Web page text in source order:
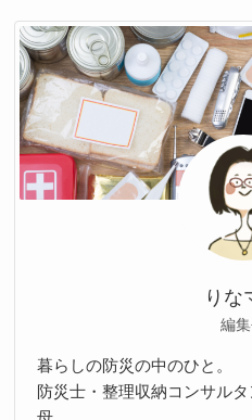
りな
編
暮らしの防災の中のひと。
防災士・整理収納コンサル